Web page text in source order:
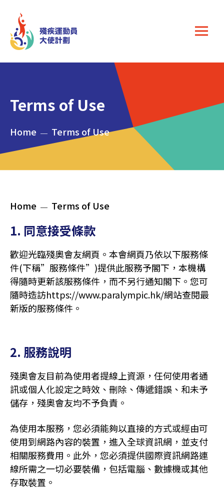
Terms of Use
Breadcrumb
Home Terms of Use
Breadcrumb
Home Terms of Use
1. 同意接受條款
歡迎光臨殘奧會友網頁。本會網頁乃依以下服務條
件(下稱”服務條件”)提供此服務予閣下，本機構
得隨時更新該服務條件，而不另行通知閣下。您可
隨時造訪https://www.paralympic.hk/網站查閱最
新版的服務條件。
2. 服務說明
殘奧會友目前為使用者提線上資源，任何使用者通
訊或個人化設定之時效、刪除、傳遞錯誤、和未予
儲存，殘奧會友均不予負責。
為使用本服務，您必須能夠以直接的方式或經由可
使用到網路內容的裝置，進入全球資訊網，並支付
相關服務費用。此外，您必須提供國際資訊網路連
線所需之一切必要裝備，包括電腦、數據機或其他
存取裝置。